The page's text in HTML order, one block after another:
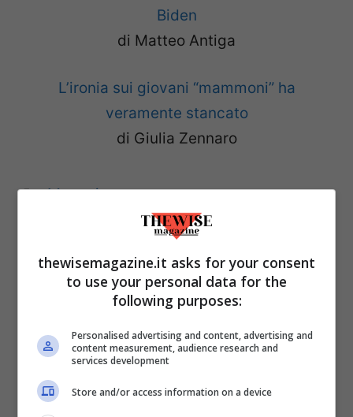
Biden
di Matteo Antiga
L’ironia sui giovani “mammoni” ha
veramente stancato
di Giulia Zennaro
Categorie
Magazine
thewisemagazine.it asks for your consent
to use your personal data for the
following purposes:
Personalised advertising and content, advertising and
content measurement, audience research and
services development
Store and/or access information on a device